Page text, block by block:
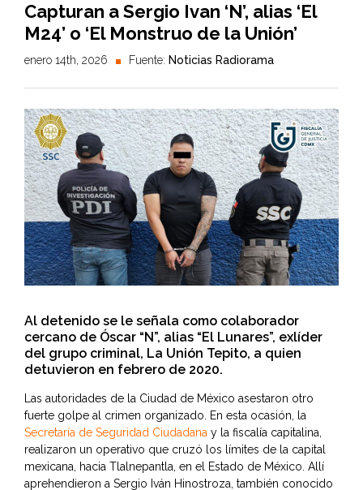
Capturan a Sergio Ivan ‘N’, alias ‘El
M24’ o ‘El Monstruo de la Unión’
enero 14th, 2026 Fuente: Noticias Radiorama
Al detenido se le señala como colaborador
cercano de Óscar “N”, alias “El Lunares”, exlíder
del grupo criminal, La Unión Tepito, a quien
detuvieron en febrero de 2020.
Las autoridades de la Ciudad de México asestaron otro
fuerte golpe al crimen organizado. En esta ocasión, la
Secretaría de Seguridad Ciudadana y la fiscalía capitalina,
realizaron un operativo que cruzó los límites de la capital
mexicana, hacia Tlalnepantla, en el Estado de México. Allí
aprehendieron a Sergio Iván Hinostroza, también conocido